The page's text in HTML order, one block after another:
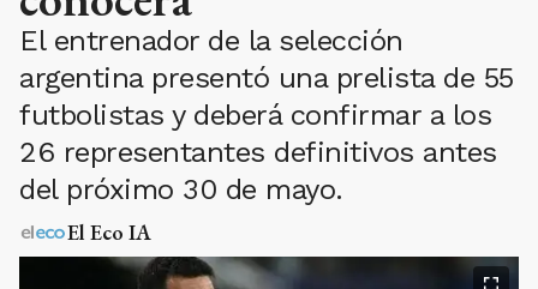
El entrenador de la selección
argentina presentó una prelista de 55
futbolistas y deberá confirmar a los
26 representantes definitivos antes
del próximo 30 de mayo.
El Eco IA